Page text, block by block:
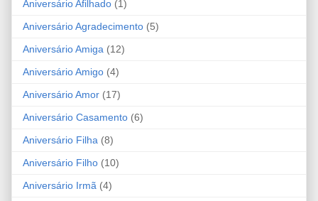
Aniversário Afilhado (1)
Aniversário Agradecimento (5)
Aniversário Amiga (12)
Aniversário Amigo (4)
Aniversário Amor (17)
Aniversário Casamento (6)
Aniversário Filha (8)
Aniversário Filho (10)
Aniversário Irmã (4)